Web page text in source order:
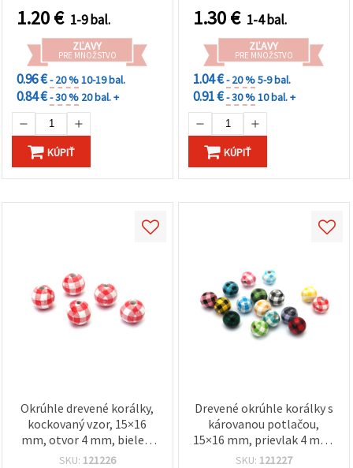
1.20€ 1-9 bal.
ZĽAVY
PRE MNOŽSTVO
0.96 €- 20 %10-19 bal.
0.84 €- 30 % 20 bal. +
KÚPIŤ
balenie 10 ks
1.30€ 1-4 bal.
ZĽAVY
PRE MNOŽSTVO
1.04 €- 20 %5-9 bal.
0.91 €- 30 %10 bal. +
KÚPIŤ
Okrúhle drevené korálky,
kockovaný vzor, 15×16
mm, otvor 4 mm, biele a
červené – 10 ks
SKU: 121226
Drevené okrúhle korálky s
károvanou potlačou,
15×16 mm, prievlak 4 mm,
mix farieb, 10 ks – na
SKU: 121227